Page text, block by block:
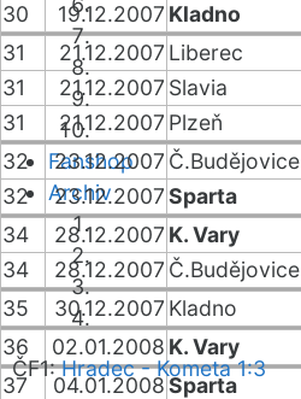
Fanshop
Archiv
ČF1:Hradec - Kometa 1:3
30
19.12.2007 Kladno
31
21.12.2007 Liberec
31
21.12.2007 Slavia
31
21.12.2007 Plzeň
32
23.12.2007 Č.Budějovice
32
23.12.2007Sparta
34
28.12.2007 K. Vary
34
28.12.2007 Č.Budějovice
35
30.12.2007 Kladno
36
02.01.2008 K. Vary
37
04.01.2008Sparta